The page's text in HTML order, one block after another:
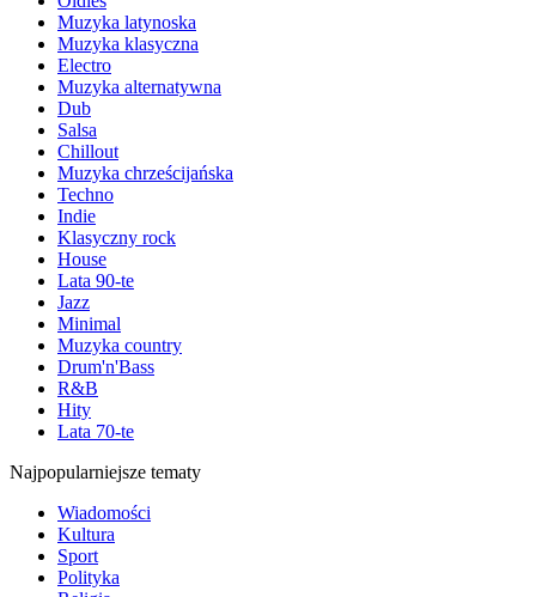
Muzyka latynoska
Muzyka klasyczna
Electro
Muzyka alternatywna
Dub
Salsa
Chillout
Muzyka chrześcijańska
Techno
Indie
Klasyczny rock
House
Lata 90-te
Jazz
Minimal
Muzyka country
Drum'n'Bass
R&B
Hity
Lata 70-te
Najpopularniejsze tematy
Wiadomości
Kultura
Sport
Polityka